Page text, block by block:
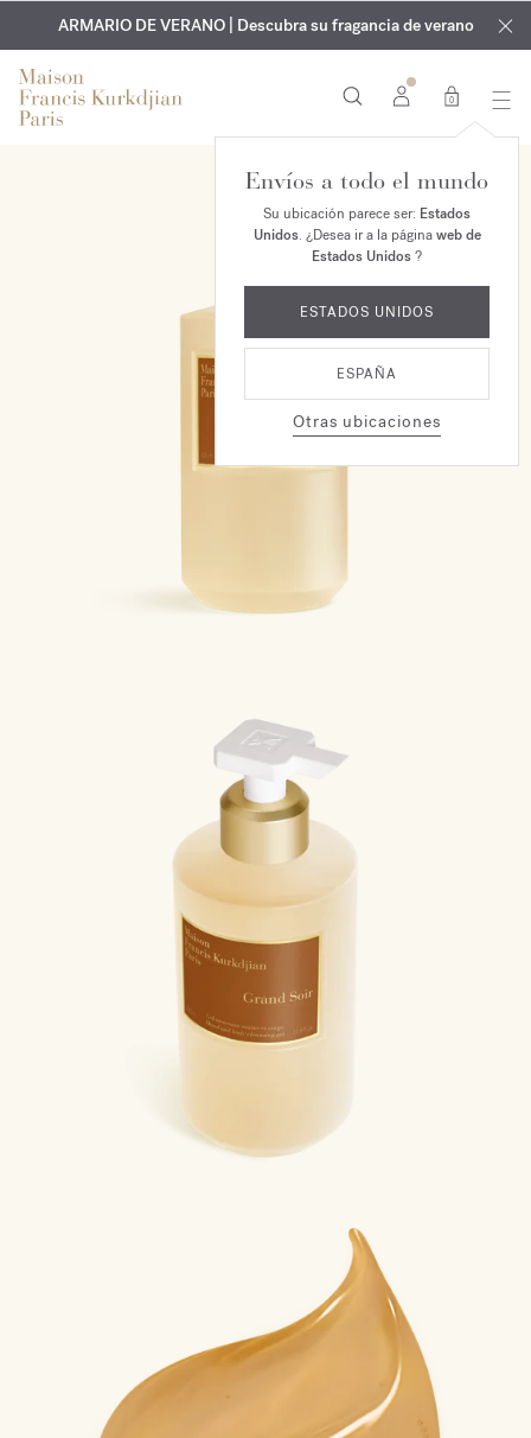
EXCLUSIVO | Descubra la nueva fragancia OUD
velvet mood
en su pedido*
GRABADO GRATUITO | En todas las fragancias y aceites
corporales hasta el 9 de agosto
ARMARIO DE VERANO | Descubra su fragancia de verano
0
Envíos a todo el mundo
Su ubicación parece ser: Estados
Unidos. ¿Desea ir a la páginaweb de
Estados Unidos?
ESTADOS UNIDOS
ESPAÑA
Otras ubicaciones